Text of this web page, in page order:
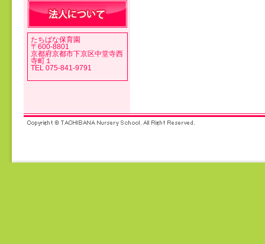
たちばな保育園
〒600-8801
京都府京都市下京区中堂寺西
寺町１
TEL 075-841-9791